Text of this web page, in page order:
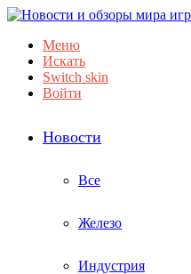
Меню
Искать
Switch skin
Войти
Новости
Все
Железо
Индустрия